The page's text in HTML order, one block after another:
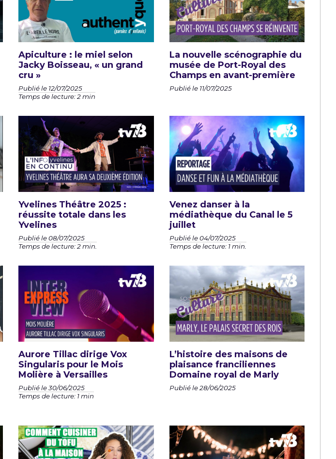
Apiculture : le miel selon
Jacky Boisseau, « un grand
cru »
Publié le 12/07/2025
Temps de lecture: 2 min
La nouvelle scénographie du
musée de Port-Royal des
Champs en avant-première
Publié le 11/07/2025
Yvelines Théâtre 2025 :
réussite totale dans les
Yvelines
Publié le 08/07/2025
Temps de lecture: 2 min.
Venez danser à la
médiathèque du Canal le 5
juillet
Publié le 04/07/2025
Temps de lecture: 1 min.
Aurore Tillac dirige Vox
Singularis pour le Mois
Molière à Versailles
Publié le 30/06/2025
Temps de lecture: 1 min
L’histoire des maisons de
plaisance franciliennes
Domaine royal de Marly
Publié le 28/06/2025